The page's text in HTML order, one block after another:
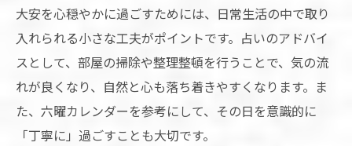
大安を心穏やかに過ごすためには、日常生活の中で取り
入れられる小さな工夫がポイントです。占いのアドバイ
スとして、部屋の掃除や整理整頓を行うことで、気の流
れが良くなり、自然と心も落ち着きやすくなります。ま
た、六曜カレンダーを参考にして、その日を意識的に
「丁寧に」過ごすことも大切です。